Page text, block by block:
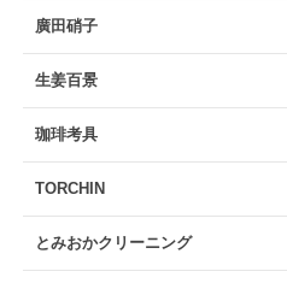
廣田硝子
生姜百景
珈琲考具
TORCHIN
とみおかクリーニング